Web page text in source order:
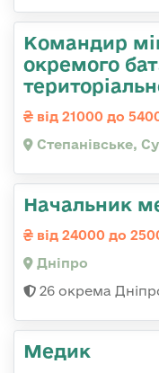
Командир
окремого
від 21000 до
Степанівське,
Начальник
від 24000 до
Дніпро
26 окрема
Медик